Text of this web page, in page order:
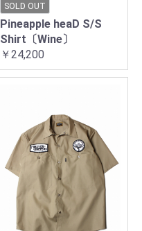
SOLD OUT
Pineapple heaD S/S
Shirt〔Wine〕
￥24,200